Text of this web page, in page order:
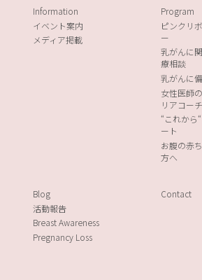
Information
イベント案内
メディア掲載
Program
ピンクリ
ー
乳がんに
療相談
乳がんに
女性医師
リアコーチ
“これから
ート
お腹の赤
方へ
Blog
活動報告
Breast Awareness
Pregnancy Loss
Contact